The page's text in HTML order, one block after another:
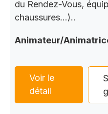
du Rendez-Vous,
chaussures…)..
Animateur/
Voir le
détail